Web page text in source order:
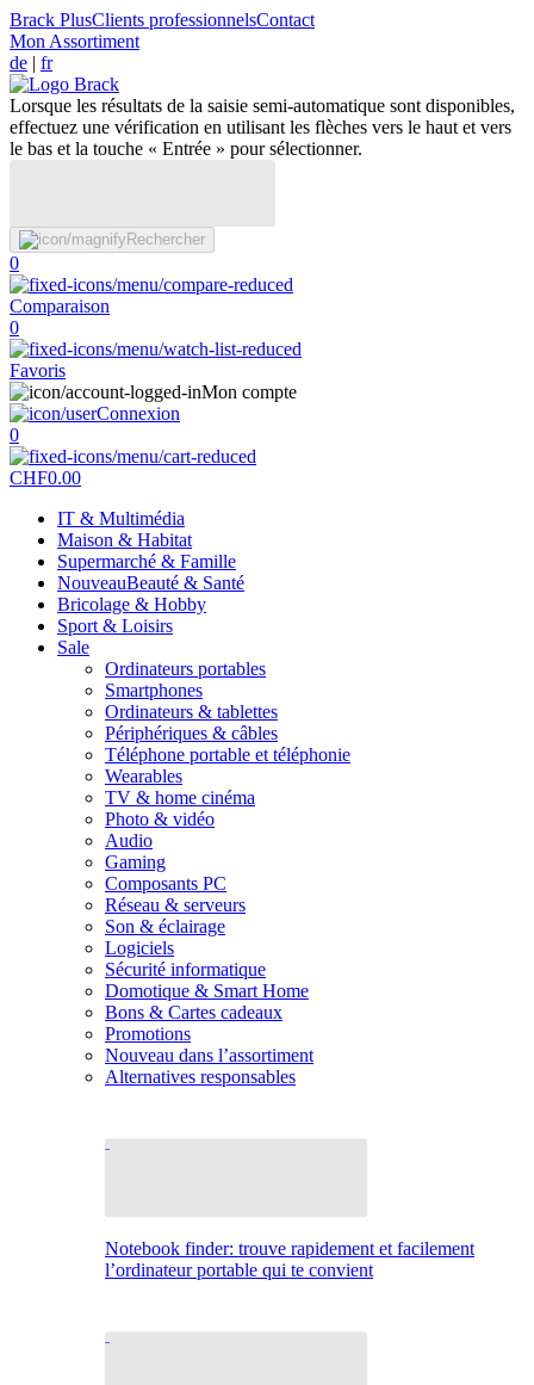
Brack PlusClients professionnelsContact
Mon Assortiment
de | fr
Lorsque les résultats de la saisie semi-automatique sont disponibles,
effectuez une vérification en utilisant les flèches vers le haut et vers
le bas et la touche « Entrée » pour sélectionner.
Rechercher
0
Comparaison
0
Favoris
Mon compte
Connexion
0
CHF0.00
IT & Multimédia
Maison & Habitat
Supermarché & Famille
NouveauBeauté & Santé
Bricolage & Hobby
Sport & Loisirs
Sale
Ordinateurs portables
Smartphones
Ordinateurs & tablettes
Périphériques & câbles
Téléphone portable et téléphonie
Wearables
TV & home cinéma
Photo & vidéo
Audio
Gaming
Composants PC
Réseau & serveurs
Son & éclairage
Logiciels
Sécurité informatique
Domotique & Smart Home
Bons & Cartes cadeaux
Promotions
Nouveau dans l’assortiment
Alternatives responsables
Notebook finder: trouve rapidement et facilement
l’ordinateur portable qui te convient